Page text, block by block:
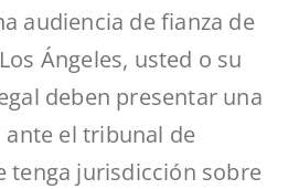
audiencia de fianza de
Ángeles, usted o su
deben presentar una
el tribunal de
tenga jurisdicción sobre